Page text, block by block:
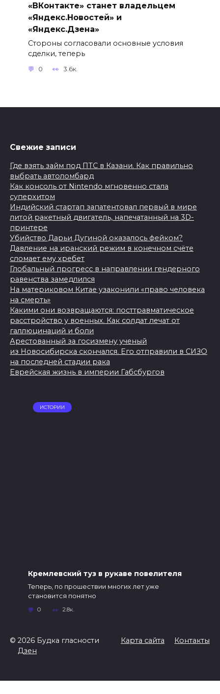
«ВКонтакте» станет владельцем
«Яндекс.Новостей» и
«Яндекс.Дзена»
Стороны согласовали основные условия
сделки, теперь
0 3.6к.
Свежие записи
Где взять займ под ПТС в Казани. Как правильно
выбрать автоломбард
Как консоль от Nintendo мгновенно стала
суперхитом
Индийский стартап запатентовал первый в мире
литой ракетный двигатель, напечатанный на 3D-
принтере
Убийство Дарьи Дугиной оказалось фейком?
Давление на иранский режим в конечном счёте
сломает ему хребет
Глобальный прогресс в направлении гендерного
равенства замедлился
На материковом Китае узаконили «право человека
на смерть»
Какими они возвращаются: посттравматическое
расстройство у военных. Как солдат лечат от
галлюцинаций и боли
Арестованный за госизмену ученый
из Новосибирска скончался. Его отправили в СИЗО
на последней стадии рака
Еврейская жизнь в империи Габсбургов
ИСТОРИИ
Кремлевский туз в рукаве повелителя
Теперь, по прошествии многих лет уже
становится понятно
0 2.8к.
© 2026 Будка гласности Карта сайта
Контакты
Дзен